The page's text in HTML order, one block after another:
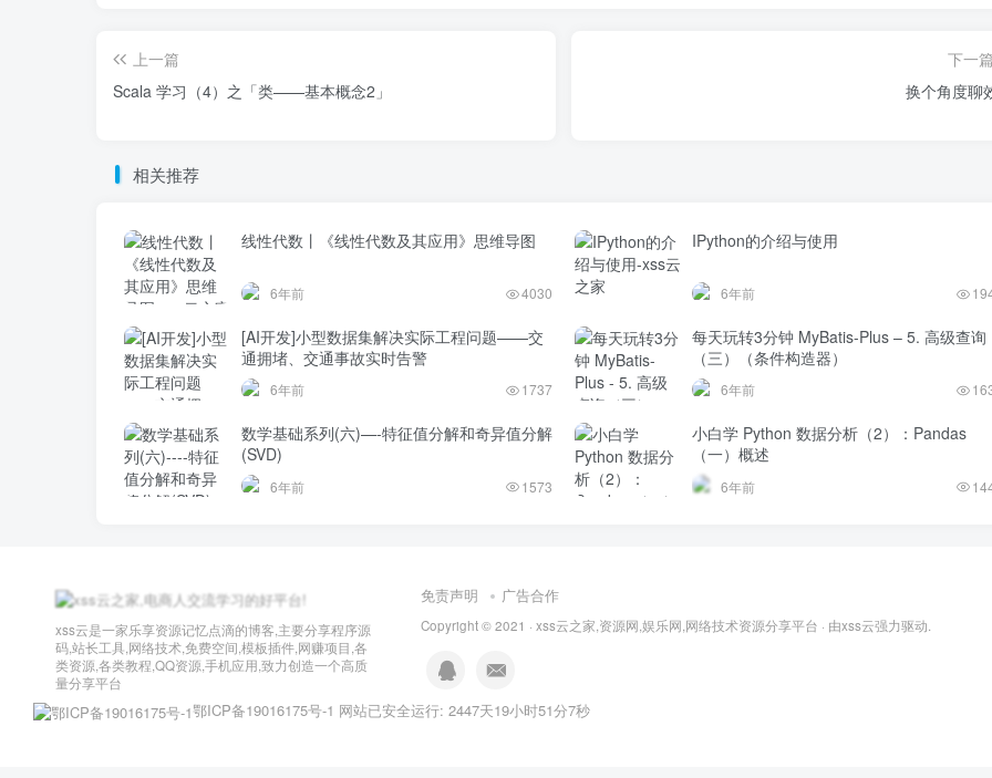
上一篇
Scala 学习（4）之「类——基本概念2」
下一
换个角度聊
相关推荐
线性代数丨《线性代数及其应用》思维导图
6年前 4030
IPython的介绍与使用
6年前
[AI开发]小型数据集解决实际工程问题——交
通拥堵、交通事故实时告警
6年前 1737
每天玩转3分钟 MyBatis-Plus – 5. 高级查询
（三）（条件构造器）
6年前
数学基础系列(六)—-特征值分解和奇异值分解
(SVD)
6年前 1573
小白学 Python 数据分析（2）：Pandas
（一）概述
6年前
xss云是一家乐享资源记忆点滴的博客,主要分享程序源
码,站长工具,网络技术,免费空间,模板插件,网赚项目,各
类资源,各类教程,QQ资源,手机应用,致力创造一个高质
量分享平台
免责声明 广告合作
Copyright © 2021 · xss云之家,资源网,娱乐网,网络技术资源分享平台 · 由xss云强力驱动.
鄂ICP备19016175号-1 网站已安全运行: 2447天19小时51分8秒